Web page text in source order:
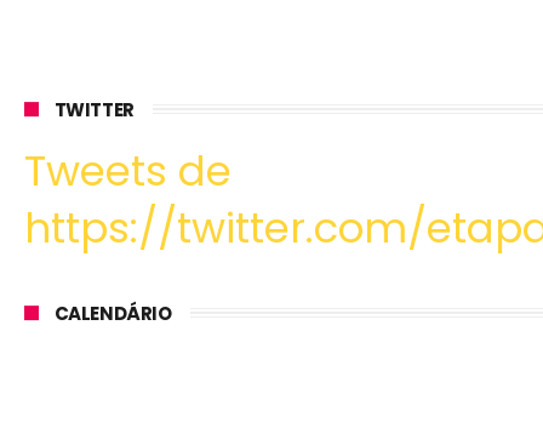
TWITTER
Tweets de
https://twitter.com/
CALENDÁRIO